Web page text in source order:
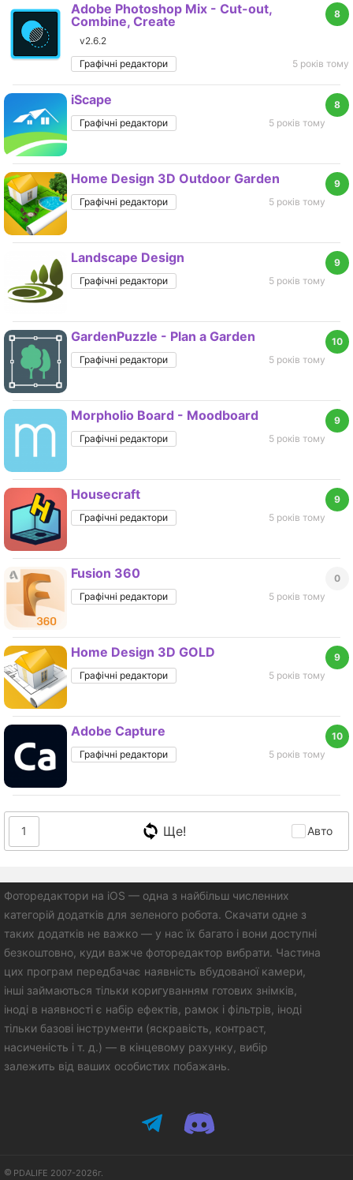
Фоторедактори на iOS — одна з найбільш численних
категорій додатків для зеленого робота. Скачати одне з
таких додатків не важко — у нас їх багато і вони доступні
безкоштовно, куди важче фоторедактор вибрати. Частина
цих програм передбачає наявність вбудованої камери,
інші займаються тільки коригуванням готових знімків,
іноді в наявності є набір ефектів, рамок і фільтрів, іноді
тільки базові інструменти (яскравість, контраст,
насиченість і т. д.) — в кінцевому рахунку, вибір
залежить від ваших особистих побажань.
8
Adobe Photoshop Mix - Cut-out,
Combine, Create
v2.6.2
Графічні редактори
5 років тому
8
iScape
Графічні редактори 5 років тому
9
Home Design 3D Outdoor Garden
Графічні редактори 5 років тому
9
Landscape Design
Графічні редактори 5 років тому
10
GardenPuzzle - Plan a Garden
Графічні редактори 5 років тому
9
Morpholio Board - Moodboard
Графічні редактори 5 років тому
9
Housecraft
Графічні редактори 5 років тому
0
Fusion 360
Графічні редактори 5 років тому
9
Home Design 3D GOLD
Графічні редактори 5 років тому
10
Adobe Capture
Графічні редактори 5 років тому
1 Ще! Авто
PDALIFE 2007-2026г.